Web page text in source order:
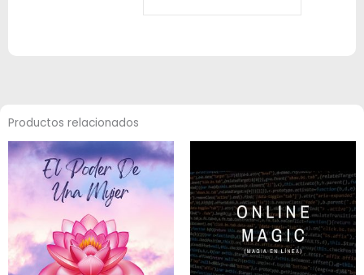
Productos relacionados